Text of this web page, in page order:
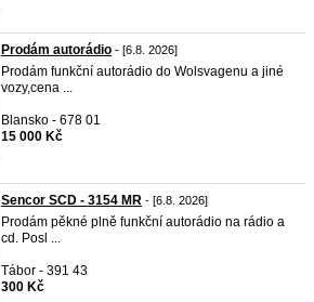
Prodám autorádio - [6.8. 2026]
Prodám funkční autorádio do Wolsvagenu a jiné
vozy,cena ...
Blansko - 678 01
15 000 Kč
Sencor SCD - 3154 MR - [6.8. 2026]
Prodám pěkné plně funkční autorádio na rádio a
cd. Posl ...
Tábor - 391 43
300 Kč